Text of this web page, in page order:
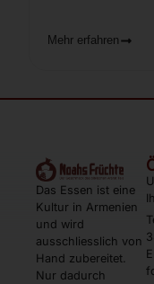
Mehr erfahren
Das Essen ist eine
Kultur in Armenien
und wird
ausschliesslich von
Hand zubereitet.
Nur dadurch